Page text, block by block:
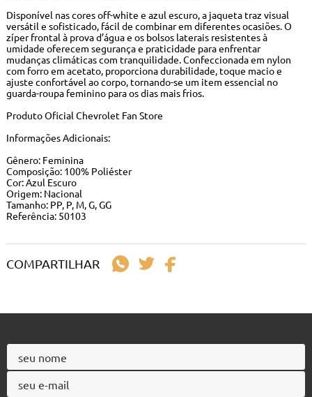
Disponível nas cores off-white e azul escuro, a jaqueta traz visual
versátil e sofisticado, fácil de combinar em diferentes ocasiões. O
zíper frontal à prova d’água e os bolsos laterais resistentes à
umidade oferecem segurança e praticidade para enfrentar
mudanças climáticas com tranquilidade. Confeccionada em nylon
com forro em acetato, proporciona durabilidade, toque macio e
ajuste confortável ao corpo, tornando-se um item essencial no
guarda-roupa feminino para os dias mais frios.
Produto Oficial Chevrolet Fan Store
Informações Adicionais:
Gênero: Feminina
Composição: 100% Poliéster
Cor: Azul Escuro
Origem: Nacional
Tamanho: PP, P, M, G, GG
Referência: 50103
COMPARTILHAR